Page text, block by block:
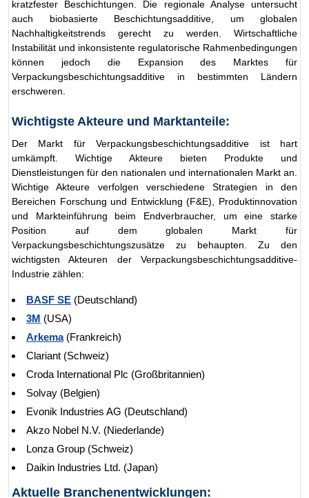
kratzfester Beschichtungen. Die regionale Analyse untersucht
auch biobasierte Beschichtungsadditive, um globalen
Nachhaltigkeitstrends gerecht zu werden. Wirtschaftliche
Instabilität und inkonsistente regulatorische Rahmenbedingungen
können jedoch die Expansion des Marktes für
Verpackungsbeschichtungsadditive in bestimmten Ländern
erschweren.
Wichtigste Akteure und Marktanteile:
Der Markt für Verpackungsbeschichtungsadditive ist hart
umkämpft. Wichtige Akteure bieten Produkte und
Dienstleistungen für den nationalen und internationalen Markt an.
Wichtige Akteure verfolgen verschiedene Strategien in den
Bereichen Forschung und Entwicklung (F&E), Produktinnovation
und Markteinführung beim Endverbraucher, um eine starke
Position auf dem globalen Markt für
Verpackungsbeschichtungszusätze zu behaupten. Zu den
wichtigsten Akteuren der Verpackungsbeschichtungsadditive-
Industrie zählen:
BASF SE (Deutschland)
3M (USA)
Arkema(Frankreich)
Clariant (Schweiz)
Croda International Plc (Großbritannien)
Solvay (Belgien)
Evonik Industries AG (Deutschland)
Akzo Nobel N.V. (Niederlande)
Lonza Group (Schweiz)
Daikin Industries Ltd. (Japan)
Aktuelle Branchenentwicklungen: